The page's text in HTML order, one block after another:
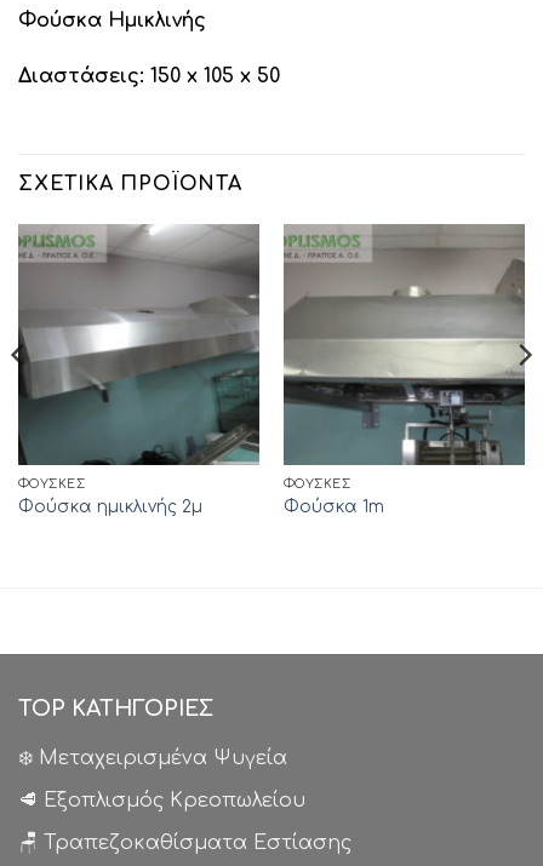
Φούσκα Ημικλινής
Διαστάσεις: 150 x 105 x 50
ΣΧΕΤΙΚΆ ΠΡΟΪΌΝΤΑ
ΦΟΎΣΚΕΣ
Φούσκα ημικλινής 2μ
ΦΟΎΣΚΕΣ
Φούσκα 1m
TOP ΚΑΤΗΓΟΡΙΕΣ
❄️ Μεταχειρισμένα Ψυγεία
🥩 Εξοπλισμός Κρεοπωλείου
🪑 Τραπεζοκαθίσματα Εστίασης